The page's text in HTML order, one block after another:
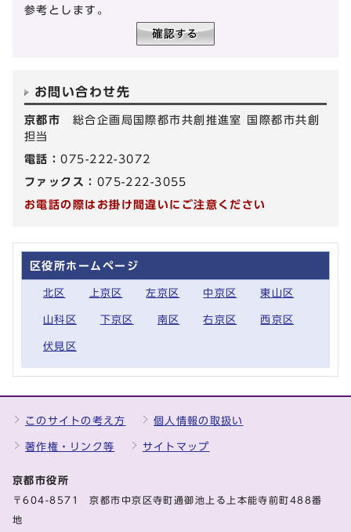
参考とします。
お問い合わせ先
京都市 総合企画局国際都市共創推進室 国際都市共創
担当
電話：075-222-3072
ファックス： 075-222-3055
お電話の際はお掛け間違いにご注意ください
区役所ホームページ
北区 上京区 左京区 中京区 東山区
山科区 下京区 南区 右京区 西京区
伏見区
このサイトの考え方 個人情報の取扱い
著作権・リンク等 サイトマップ
京都市役所
〒604-8571 京都市中京区寺町通御池上る上本能寺前町488番
地